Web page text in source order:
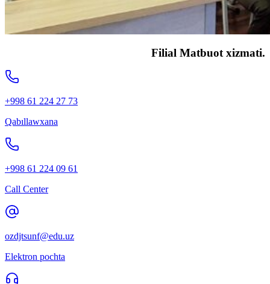
Filial Matbuot xizmati.
+998 61 224 27 73
Qabıllawxana
+998 61 224 09 61
Call Center
ozdjtsunf@edu.uz
Elektron pochta